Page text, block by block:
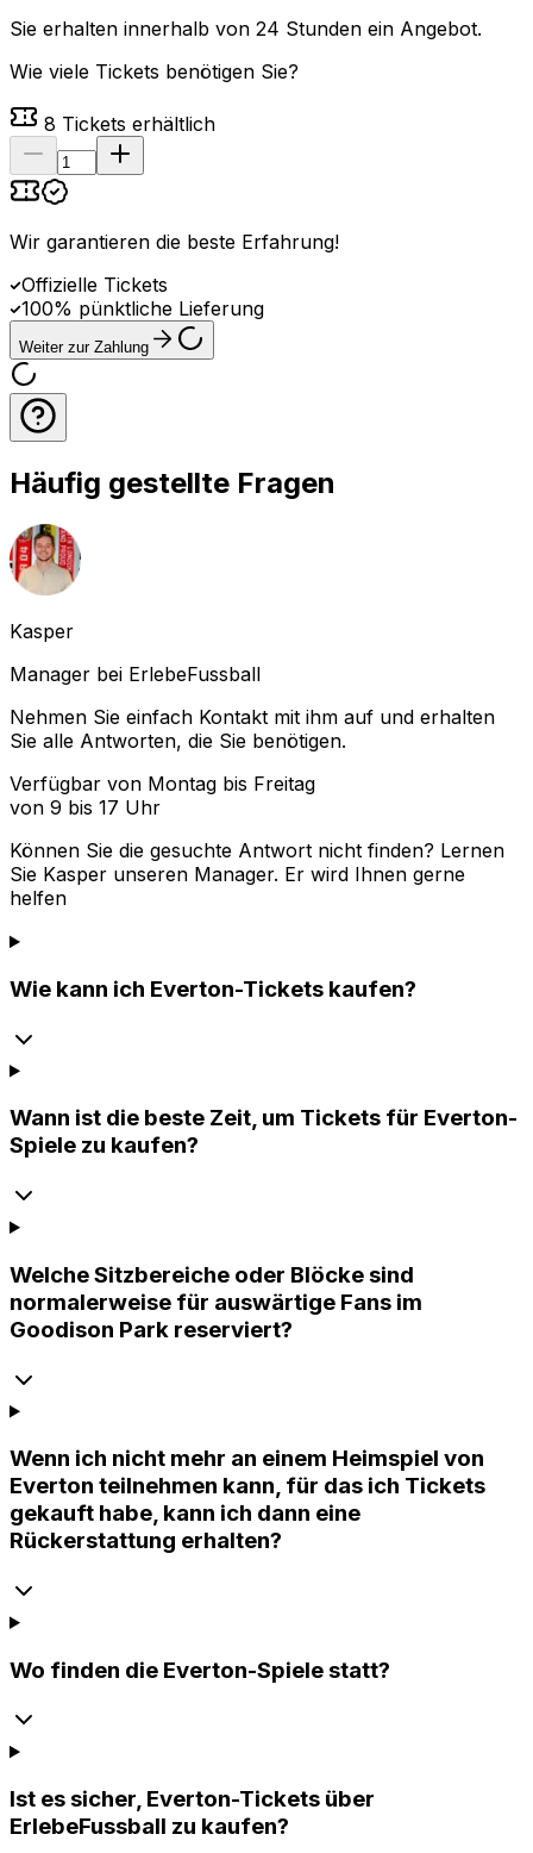
Sie erhalten innerhalb von 24 Stunden ein Angebot.
Wie viele Tickets benötigen Sie?
8 Tickets erhältlich
Wir garantieren die beste Erfahrung!
Offizielle Tickets
100% pünktliche Lieferung
Weiter zur Zahlung
Häufig gestellte Fragen
Kasper
Manager bei ErlebeFussball
Nehmen Sie einfach Kontakt mit ihm auf und erhalten
Sie alle Antworten, die Sie benötigen.
Verfügbar von Montag bis Freitag
von 9 bis 17 Uhr
Können Sie die gesuchte Antwort nicht finden? Lernen
Sie Kasper unseren Manager. Er wird Ihnen gerne
helfen
Wie kann ich Everton-Tickets kaufen?
Wann ist die beste Zeit, um Tickets für Everton-
Spiele zu kaufen?
Welche Sitzbereiche oder Blöcke sind
normalerweise für auswärtige Fans im
Goodison Park reserviert?
Wenn ich nicht mehr an einem Heimspiel von
Everton teilnehmen kann, für das ich Tickets
gekauft habe, kann ich dann eine
Rückerstattung erhalten?
Wo finden die Everton-Spiele statt?
Ist es sicher, Everton-Tickets über
ErlebeFussball zu kaufen?